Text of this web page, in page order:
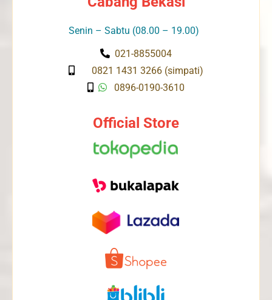
Senin – Sabtu (08.00 – 19.00)
021-8855004
0821 1431 3266 (simpati)
0896-0190-3610
Official Store